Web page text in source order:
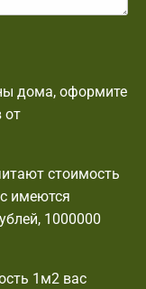
дома, оформите
от
стоимость
имеются
1000000
1м2 вас